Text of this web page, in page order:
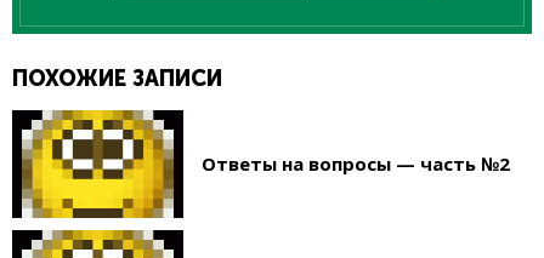
ПОХОЖИЕ ЗАПИСИ
Ответы на вопросы — часть №2